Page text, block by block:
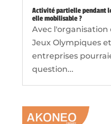
Activité partielle pendant
elle mobilisable ?
Avec l'organisation
Jeux Olympiques
entreprises
question...